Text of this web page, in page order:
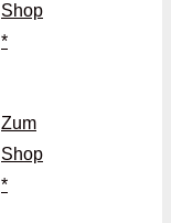
Shop
*
Zum
Shop
*